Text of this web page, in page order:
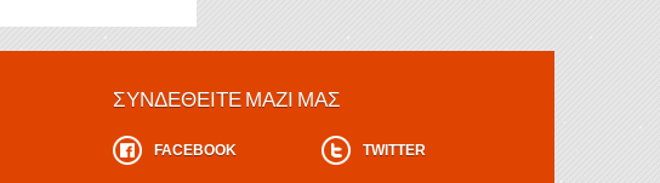
ΣΥΝΔΕΘΕΊΤΕ ΜΑΖΊ ΜΑΣ
FACEBOOK TWITTER